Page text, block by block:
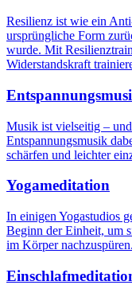
Resilienz ist wie ein
ursprüngliche Form
wurde. Mit
Widerstandskraft
Musik ist vielseitig –
Entspannungsmusik
schärfen und leichter
Yogameditation
In einigen Yogastudios
Beginn der Einheit, um
im Körper nachzuspüren.